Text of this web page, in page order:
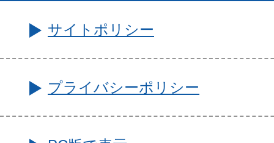
サイトポリシー
プライバシーポリシー